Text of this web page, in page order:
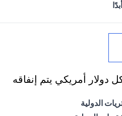
أمريكي يتم إنفاقه